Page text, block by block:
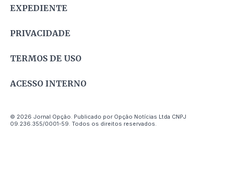
EXPEDIENTE
PRIVACIDADE
TERMOS DE USO
ACESSO INTERNO
© 2026 Jornal Opção. Publicado por Opção Notícias Ltda CNPJ
09.236.355/0001-59. Todos os direitos reservados.